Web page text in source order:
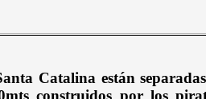
Catalina están
construidos por los